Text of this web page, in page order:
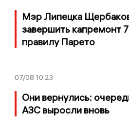
Мэр Липецка
завершить капремонт
правилу Парето
07/08 10:23
Они вернулись:
АЗС выросли вновь